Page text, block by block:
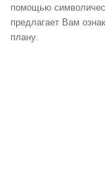
помощью
предлагает Вам
плану.